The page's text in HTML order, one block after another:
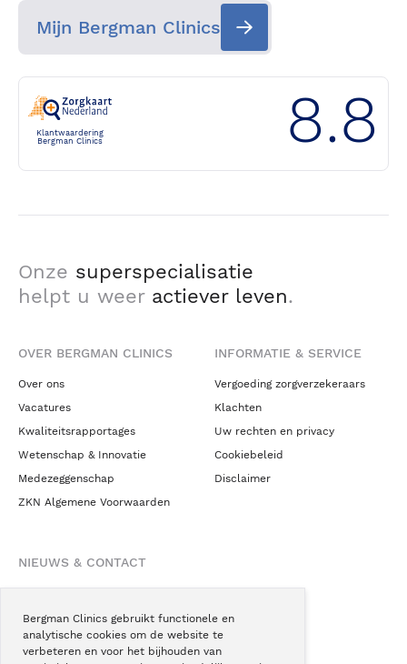
Bergman Clinics gebruikt functionele en
analytische cookies om de website te
verbeteren en voor het bijhouden van
Mijn Bergman Clinics
Klantwaardering
Bergman Clinics
8.8
Onze superspecialisatie
helpt u weer actiever leven.
OVER BERGMAN CLINICS
Over ons
Vacatures
Kwaliteitsrapportages
Wetenschap & Innovatie
Medezeggenschap
ZKN Algemene Voorwaarden
INFORMATIE & SERVICE
Vergoeding zorgverzekeraars
Klachten
Uw rechten en privacy
Cookiebeleid
Disclaimer
NIEUWS & CONTACT
Blogs
Podcast